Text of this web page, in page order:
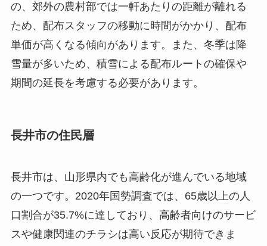
の、郊外の農村部では一軒あたりの距離が離れる
ため、配布スタッフの移動に時間がかかり、配布
単価が高くなる傾向があります。また、冬季は降
雪量が多いため、積雪による配布ルートの確保や
期間の延長を考慮する必要があります。
長井市の住民層
長井市は、山形県内でも高齢化が進んでいる地域
の一つです。2020年国勢調査では、65歳以上の人
口割合が35.7%に達しており、高齢者向けのサービ
スや健康関連のチラシは高い反応が期待できま